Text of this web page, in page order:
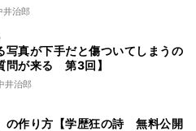
井治郎
写真が下手だと傷ついてしまうの
問が来る 第3回】
井治郎
の作り方【学歴狂の詩 無料公開